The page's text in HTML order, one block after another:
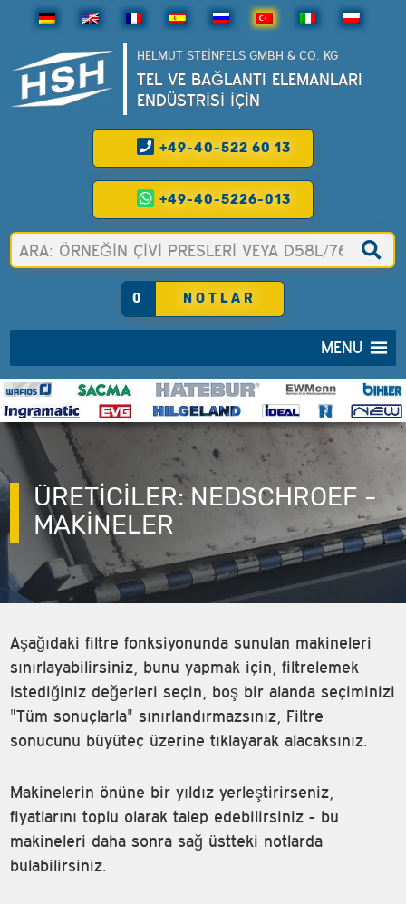
HELMUT STEINFELS GMBH & CO. KG
TEL VE BAĞLANTI ELEMANLARI
ENDÜSTRİSİ İÇİN
+49-40-522 60 13
+49-40-5226-013
0 NOTLAR
MENU
ÜRETİCİLER: NEDSCHROEF -
MAKINELER
Aşağıdaki filtre fonksiyonunda sunulan makineleri
sınırlayabilirsiniz, bunu yapmak için, filtrelemek
istediğiniz değerleri seçin, boş bir alanda seçiminizi
"Tüm sonuçlarla" sınırlandırmazsınız, Filtre
sonucunu büyüteç üzerine tıklayarak alacaksınız.
Makinelerin önüne bir yıldız yerleştirirseniz,
fiyatlarını toplu olarak talep edebilirsiniz - bu
makineleri daha sonra sağ üstteki notlarda
bulabilirsiniz.